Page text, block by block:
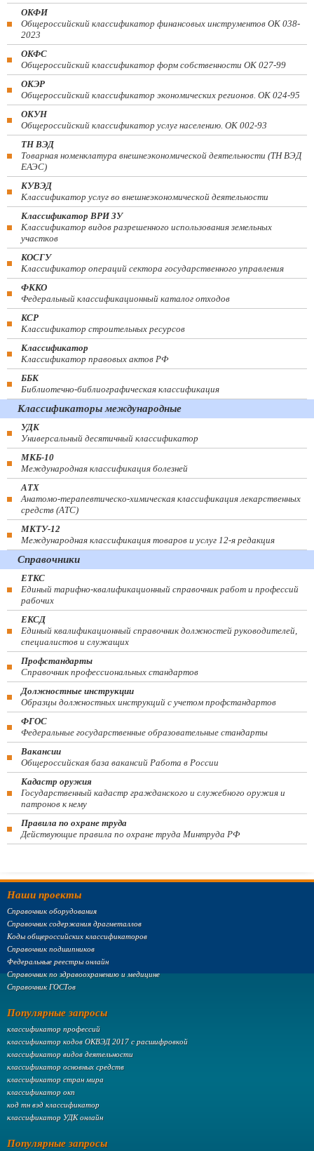
ОКФИ
Общероссийский классификатор финансовых инструментов OK 038-
2023
ОКФС
Общероссийский классификатор форм собственности ОК 027-99
ОКЭР
Общероссийский классификатор экономических регионов. ОК 024-95
ОКУН
Общероссийский классификатор услуг населению. ОК 002-93
ТН ВЭД
Товарная номенклатура внешнеэкономической деятельности (ТН ВЭД
ЕАЭС)
КУВЭД
Классификатор услуг во внешнеэкономической деятельности
Классификатор ВРИ ЗУ
Классификатор видов разрешенного использования земельных
участков
КОСГУ
Классификатор операций сектора государственного управления
ФККО
Федеральный классификационный каталог отходов
КСР
Классификатор строительных ресурсов
Классификатор
Классификатор правовых актов РФ
ББК
Библиотечно-библиографическая классификация
Классификаторы международные
УДК
Универсальный десятичный классификатор
МКБ-10
Международная классификация болезней
АТХ
Анатомо-терапевтическо-химическая классификация лекарственных
средств (ATC)
МКТУ-12
Международная классификация товаров и услуг 12-я редакция
Справочники
ЕТКС
Единый тарифно-квалификационный справочник работ и профессий
рабочих
ЕКСД
Единый квалификационный справочник должностей руководителей,
специалистов и служащих
Профстандарты
Справочник профессиональных стандартов
Должностные инструкции
Образцы должностных инструкций с учетом профстандартов
ФГОС
Федеральные государственные образовательные стандарты
Вакансии
Общероссийская база вакансий Работа в России
Кадастр оружия
Государственный кадастр гражданского и служебного оружия и
патронов к нему
Правила по охране труда
Действующие правила по охране труда Минтруда РФ
Наши проекты
Справочник оборудования
Справочник содержания драгметаллов
Коды общероссийских классификаторов
Справочник подшипников
Федеральные реестры онлайн
Справочник по здравоохранению и медицине
Справочник ГОСТов
Популярные запросы
классификатор профессий
классификатор кодов ОКВЭД 2017 с расшифровкой
классификатор видов деятельности
классификатор основных средств
классификатор стран мира
классификатор окп
код тн вэд классификатор
классификатор УДК онлайн
Популярные запросы